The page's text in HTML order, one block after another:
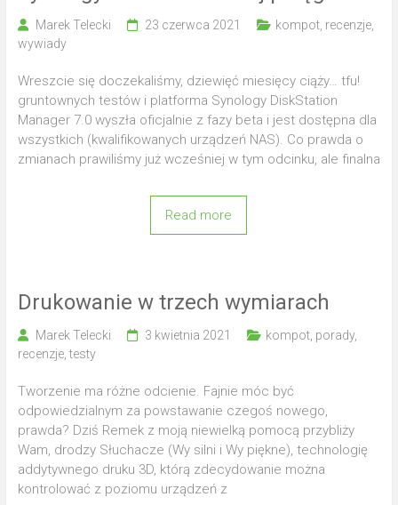
Marek Telecki 23 czerwca 2021 kompot, recenzje,
wywiady
Wreszcie się doczekaliśmy, dziewięć miesięcy ciąży… tfu!
gruntownych testów i platforma Synology DiskStation
Manager 7.0 wyszła oficjalnie z fazy beta i jest dostępna dla
wszystkich (kwalifikowanych urządzeń NAS). Co prawda o
zmianach prawiliśmy już wcześniej w tym odcinku, ale finalna
Read more
Drukowanie w trzech wymiarach
Marek Telecki 3 kwietnia 2021 kompot, porady,
recenzje,testy
Tworzenie ma różne odcienie. Fajnie móc być
odpowiedzialnym za powstawanie czegoś nowego,
prawda? Dziś Remek z moją niewielką pomocą przybliży
Wam, drodzy Słuchacze (Wy silni i Wy piękne), technologię
addytywnego druku 3D, którą zdecydowanie można
kontrolować z poziomu urządzeń z